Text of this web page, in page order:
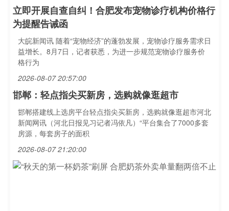
立即开展自查自纠！合肥发布宠物诊疗机构价格行
为提醒告诫函
大皖新闻讯 随着“宠物经济”的蓬勃发展，宠物诊疗服务需求日
益增长。8月7日，记者获悉，为进一步规范宠物诊疗服务价
格行为
2026-08-07 20:57:00
邯郸：轻点指尖买新房，选购就像逛超市
邯郸搭建线上选房平台轻点指尖买新房，选购就像逛超市河北
新闻网讯（河北日报见习记者冯依凡）“平台集合了7000多套
房源，每套房子的面积
2026-08-07 21:20:00